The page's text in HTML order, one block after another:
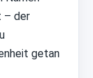
– der
getan